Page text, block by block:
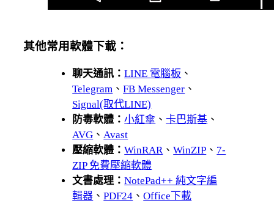
其他常用軟體下載：
聊天通訊：LINE 電腦板 、
Telegram 、FB Messenger 、
Signal(取代LINE)
防毒軟體：小紅傘 、卡巴斯基 、
AVG 、 Avast
壓縮軟體：WinRAR 、WinZIP 、 7-
ZIP 免費壓縮軟體
文書處理：NotePad++ 純文字編
輯器 、PDF24 、Office下載